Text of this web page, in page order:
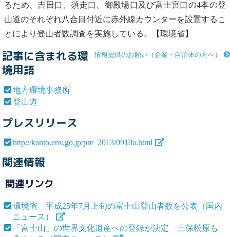
るため、吉田口、須走口、御殿場口及び富士宮口の4本の登
山道のそれぞれ八合目付近に赤外線カウンターを設置するこ
とにより登山者数調査を実施している。【環境省】
情報提供のお願い（企業・自治体の方へ）
記事に含まれる環
境用語
地方環境事務所
登山道
プレスリリース
http://kanto.env.go.jp/pre_2013/0910a.html
関連情報
関連リンク
環境省 平成25年7月上旬の富士山登山者数を公表（国内
ニュース）
「富士山」の世界文化遺産への登録が決定 三保松原も